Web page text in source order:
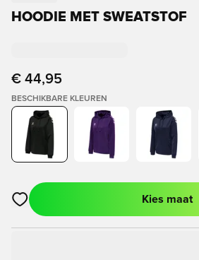
HOODIE MET SWEATSTOF
€ 44,95
BESCHIKBARE KLEUREN
Opent een venster om in te loggen of
Kies maat